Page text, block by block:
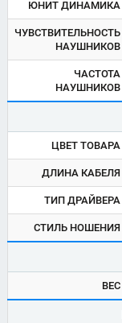
ЮНИТ ДИНАМИКА
ЧУВСТВИТЕЛЬНОСТЬ
НАУШНИКОВ
ЧАСТОТА
НАУШНИКОВ
ЦВЕТ ТОВАРА
ДЛИНА КАБЕЛЯ
ТИП ДРАЙВЕРА
СТИЛЬ НОШЕНИЯ
ВЕС